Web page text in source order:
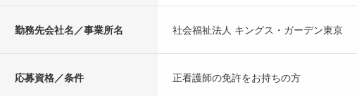
勤務先会社名／事業所名 社会福祉法人 キングス・ガーデン東京
応募資格／条件 正看護師の免許をお持ちの方